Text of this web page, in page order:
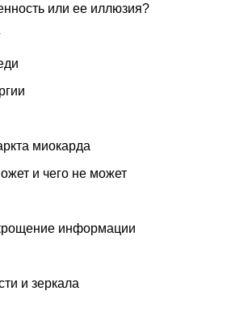
или ее иллюзия?
миокарда
и чего не может
информации
и зеркала